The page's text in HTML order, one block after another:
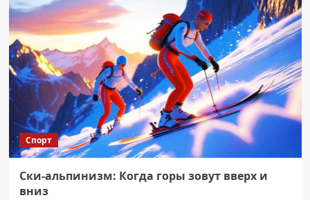
Спорт
Ски-альпинизм: Когда горы зовут вверх и
вниз